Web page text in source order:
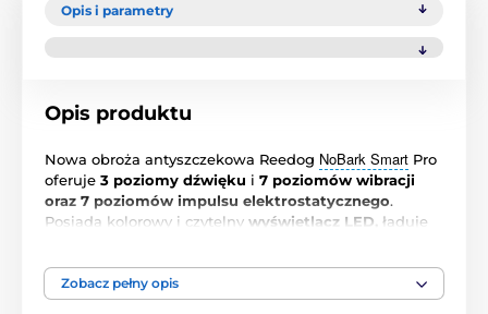
Opis i parametry
Opis produktu
Nowa obroża antyszczekowa Reedog NoBark Smart Pro
oferuje 3 poziomy dźwięku i 7 poziomów wibracji
oraz 7 poziomów impulsu elektrostatycznego.
Posiada kolorowy i czytelny wyświetlacz LED, ładuje
Posiada wysokiej jakości nylonową obrożę, która
będzie bardzo wygodna dla psa.
Zobacz pełny opis